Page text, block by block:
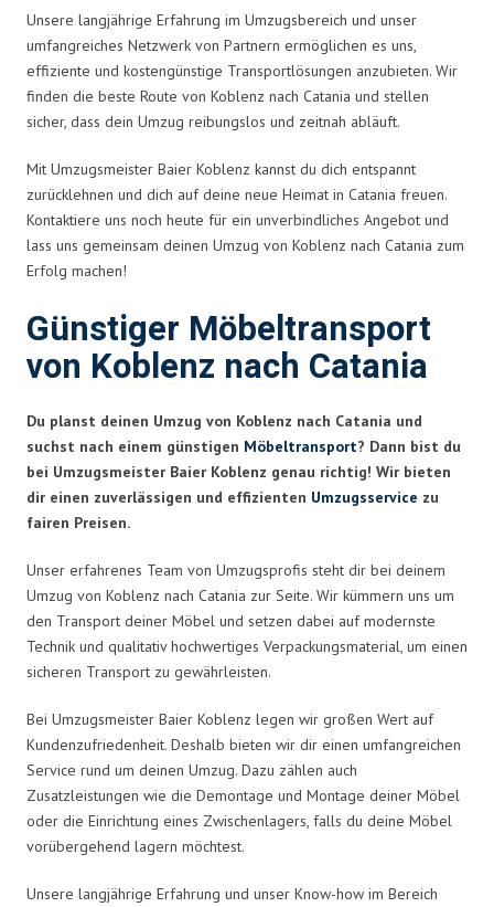
Unsere langjährige Erfahrung im Umzugsbereich und unser
umfangreiches Netzwerk von Partnern ermöglichen es uns,
effiziente und kostengünstige Transportlösungen anzubieten. Wir
finden die beste Route von Koblenz nach Catania und stellen
sicher, dass dein Umzug reibungslos und zeitnah abläuft.
Mit Umzugsmeister Baier Koblenz kannst du dich entspannt
zurücklehnen und dich auf deine neue Heimat in Catania freuen.
Kontaktiere uns noch heute für ein unverbindliches Angebot und
lass uns gemeinsam deinen Umzug von Koblenz nach Catania zum
Erfolg machen!
Günstiger Möbeltransport
von Koblenz nach Catania
Du planst deinen Umzug von Koblenz nach Catania und
suchst nach einem günstigen Möbeltransport? Dann bist du
bei Umzugsmeister Baier Koblenz genau richtig! Wir bieten
dir einen zuverlässigen und effizienten Umzugsservice zu
fairen Preisen.
Unser erfahrenes Team von Umzugsprofis steht dir bei deinem
Umzug von Koblenz nach Catania zur Seite. Wir kümmern uns um
den Transport deiner Möbel und setzen dabei auf modernste
Technik und qualitativ hochwertiges Verpackungsmaterial, um einen
sicheren Transport zu gewährleisten.
Bei Umzugsmeister Baier Koblenz legen wir großen Wert auf
Kundenzufriedenheit. Deshalb bieten wir dir einen umfangreichen
Service rund um deinen Umzug. Dazu zählen auch
Zusatzleistungen wie die Demontage und Montage deiner Möbel
oder die Einrichtung eines Zwischenlagers, falls du deine Möbel
vorübergehend lagern möchtest.
Unsere langjährige Erfahrung und unser Know-how im Bereich